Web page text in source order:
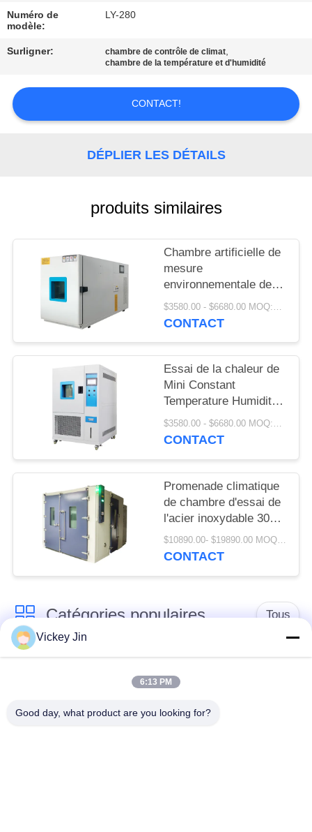
CONTACTEZ-
NOUS
CITATION
PRIVACY
POLICY
Numéro de
modèle:
LY-280
Surligner: chambre de contrôle de climat,
chambre de la température et d'humidité
CONTACT!
DÉPLIER LES DÉTAILS
produits similaires
Chambre artificielle de
mesure
environnementale de
contrôle de climat
220V/380V
$3580.00 - $6680.00 MOQ:1 ensemble
CONTACT
Essai de la chaleur de
Mini Constant
Temperature Humidity
Chamber Damp de
laboratoire
$3580.00 - $6680.00 MOQ:1 ensemble
CONTACT
Promenade climatique
de chambre d'essai de
l'acier inoxydable 304
dans la pièce
d'humidité de la
$10890.00- $19890.00 MOQ:1 ensemble
CONTACT
Catégories populaires Tous
chambre d'essai
concernant
Vickey Jin
6:13 PM
Good day, what product are you looking for?